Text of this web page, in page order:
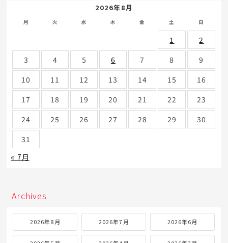
2026年8月
月 火 水 木 金 土 日
1
2
3
4 5 6 7 8
9
10
11 12 13 14 15
16
17
18 19 20 21 22
23
24
25 26 27 28 29
30
31
« 7月
Archives
2026年8月 2026年7月 2026年6月